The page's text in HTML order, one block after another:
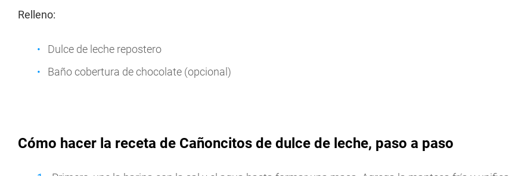
Relleno:
Dulce de leche repostero
Baño cobertura de chocolate (opcional)
Cómo hacer la receta de Cañoncitos de dulce de leche, paso a paso